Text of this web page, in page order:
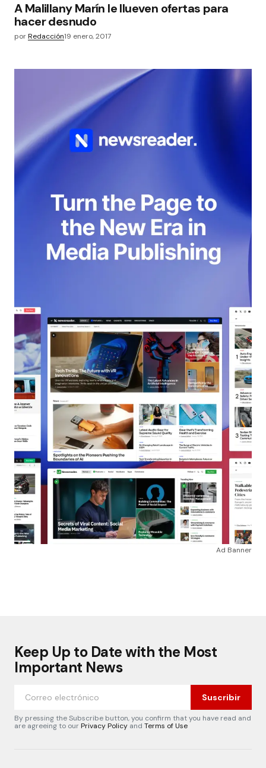
A Malillany Marín le llueven ofertas para
hacer desnudo
porRedacción19 enero, 2017
Ad Banner
Keep Up to Date with the Most
Important News
Suscribir
By pressing the Subscribe button, you confirm that you have read and
are agreeing to ourPrivacy Policy and Terms of Use